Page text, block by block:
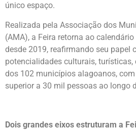
único espaço.
Realizada pela Associação dos
(AMA), a Feira retorna ao
desde 2019, reafirmando seu papel
potencialidades culturais, turísticas,
dos 102 municípios alagoanos,
superior a 30 mil pessoas ao longo
Dois grandes eixos estruturam a